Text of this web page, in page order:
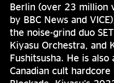
Berlin (over 23 million
by BBC News and
the noise-grind duo
Kiyasu Orchestra, and
Fushitsusha. He is
Canadian cult hardcore